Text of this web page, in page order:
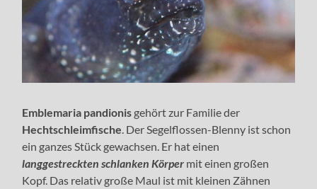
Emblemaria pandionis gehört zur Familie der
Hechtschleimfische. Der Segelflossen-Blenny ist schon
ein ganzes Stück gewachsen. Er hat einen
langgestreckten schlanken Körper mit einen großen
Kopf. Das relativ große Maul ist mit kleinen Zähnen